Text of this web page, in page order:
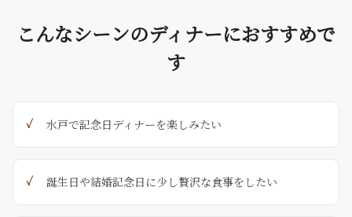
こんなシーンのディナーにおすすめで
す
水戸で記念日ディナーを楽しみたい
誕生日や結婚記念日に少し贅沢な食事をしたい